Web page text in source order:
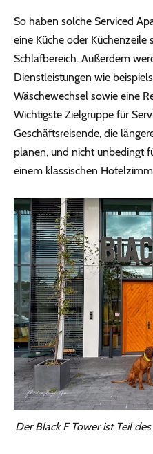
So haben solche Serviced
eine Küche oder
Schlafbereich. Außerdem
Dienstleistungen wie
Wäschewechsel sowie eine
Wichtigste Zielgruppe für
Geschäftsreisende, die
planen, und nicht unbedingt
einem klassischen
Der Black F Tower ist Teil